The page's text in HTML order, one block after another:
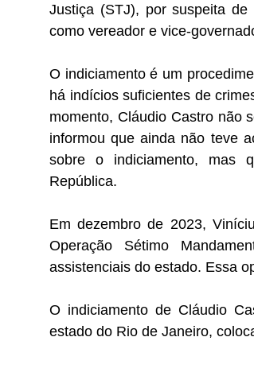
Justiça (STJ), por suspeita
como vereador e vice-
O indiciamento é um
há indícios suficientes de
momento, Cláudio Castro não
informou que ainda não teve
sobre o indiciamento, mas
República.
Em dezembro de 2023,
Operação Sétimo
assistenciais do estado. Essa
O indiciamento de Cláudio
estado do Rio de Janeiro,